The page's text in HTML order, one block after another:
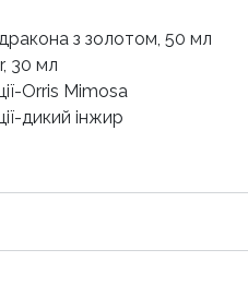
з золотом, 50 мл
30 мл
Orris Mimosa
дикий інжир